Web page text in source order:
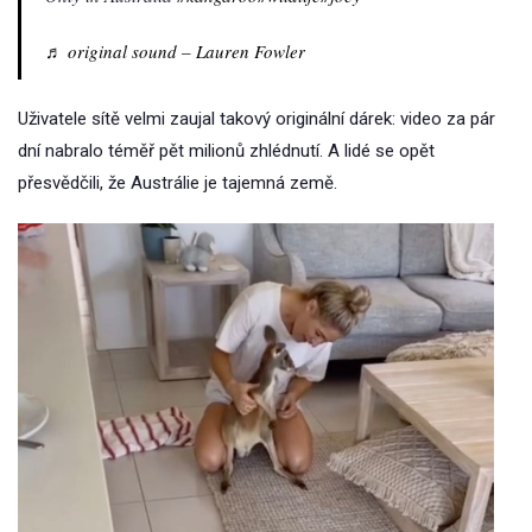
♬ original sound – Lauren Fowler
Uživatele sítě velmi zaujal takový originální dárek: video za pár
dní nabralo téměř pět milionů zhlédnutí. A lidé se opět
přesvědčili, že Austrálie je tajemná země.